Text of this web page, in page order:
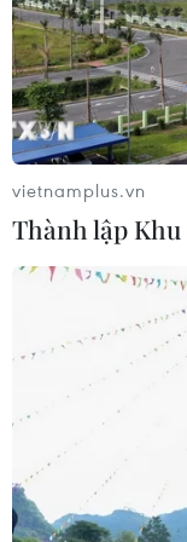
Các nhà tạo
đuổi dòng chảy
sản
08/06/2026 05:32
Áo dài tỏa sáng
màu văn hóa
07/06/2026 04:26
Cơ hội cho
trên sàn diễn
04/06/2026 02:56
vietnamplus.vn
Thành lập